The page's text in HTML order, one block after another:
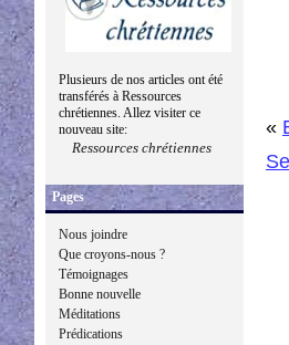
Plusieurs de nos articles ont été
transférés à Ressources
chrétiennes. Allez visiter ce
nouveau site:
Ressources chrétiennes
Pages
Nous joindre
Que croyons-nous ?
Témoignages
Bonne nouvelle
Méditations
Prédications
«